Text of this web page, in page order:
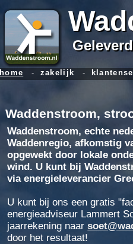
Waddenstroom,
Waddenstroom, echte
Waddenregio, afkomstig
opgewekt door lokale
wind. U kunt bij
via energieleverancier
U kunt bij ons een gratis
energieadviseur Lammert
jaarrekening naar
door het resultaat!
home - zakelijk -